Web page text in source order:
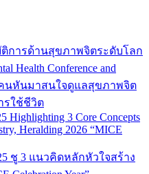
การด้านสุขภาพจิตระดับโลก
Health Conference and
คนหันมาสนใจดูแลสุขภาพจิต
รใช้ชีวิต
Highlighting 3 Core Concepts
Heralding 2026 “MICE
ชู 3 แนวคิดหลักหัวใจสร้าง